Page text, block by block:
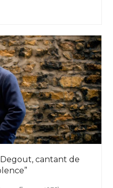
cantant de